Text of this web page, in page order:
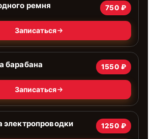
ремня 750 ₽
Записаться
барабана 1550 ₽
Записаться
электропроводки 1250 ₽